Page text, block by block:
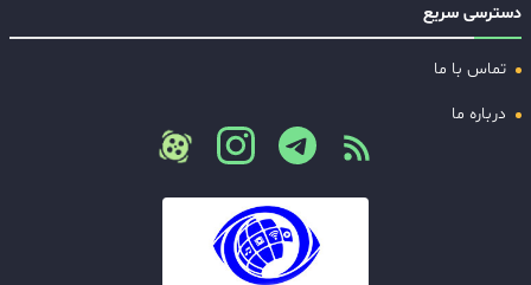
دسترسی سریع
تماس با ما
درباره ما